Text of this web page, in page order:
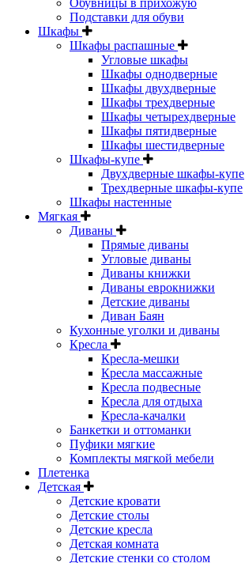
Обувницы в прихожую
Подставки для обуви
Шкафы
Шкафы распашные
Угловые шкафы
Шкафы однодверные
Шкафы двухдверные
Шкафы трехдверные
Шкафы четырехдверные
Шкафы пятидверные
Шкафы шестидверные
Шкафы-купе
Двухдверные шкафы-купе
Трехдверные шкафы-купе
Шкафы настенные
Мягкая
Диваны
Прямые диваны
Угловые диваны
Диваны книжки
Диваны еврокнижки
Детские диваны
Диван Баян
Кухонные уголки и диваны
Кресла
Кресла-мешки
Кресла массажные
Кресла подвесные
Кресла для отдыха
Кресла-качалки
Банкетки и оттоманки
Пуфики мягкие
Комплекты мягкой мебели
Плетенка
Детская
Детские кровати
Детские столы
Детские кресла
Детская комната
Детские стенки со столом